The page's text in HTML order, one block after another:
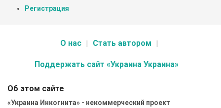
Регистрация
О нас Стать автором
Поддержать сайт «Украина Украина»
Об этом сайте
«Украина Инкогнита» - некоммерческий проект